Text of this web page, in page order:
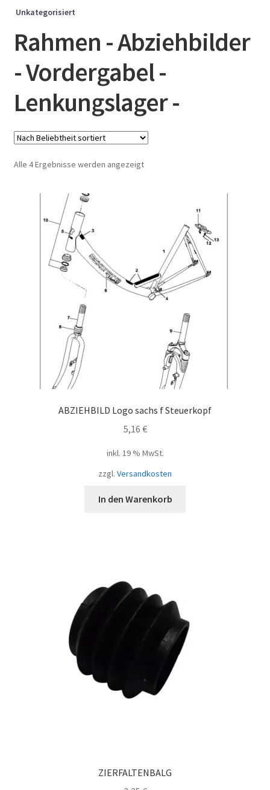
Unkategorisiert
Rahmen - Abziehbilder
- Vordergabel -
Lenkungslager -
Alle 4 Ergebnisse werden angezeigtNach
ABZIEHBILD Logo sachs f Steuerkopf
5,16 €
inkl. 19 % MwSt.
zzgl. Versandkosten
In den Warenkorb
ZIERFALTENBALG